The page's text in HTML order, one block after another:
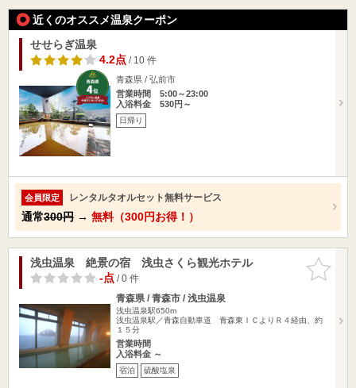
近くのオススメ温泉クーポン
せせらぎ温泉
4.2点/ 10 件
青森県 / 弘前市
営業時間 5:00～23:00
入浴料金 530円～
日帰り
会員限定 レンタルタオルセット無料サービス
通常300円 → 無料（300円お得！）
お気に入
りに追加
浅虫温泉 絶景の宿 浅虫さくら観光ホテル
-点/ 0 件
青森県 / 青森市 / 浅虫温泉
浅虫温泉駅650m
浅虫温泉駅／青森自動車道 青森東ＩＣよりＲ４経由、約
１５分
営業時間
入浴料金 ～
宿泊 硫酸塩泉